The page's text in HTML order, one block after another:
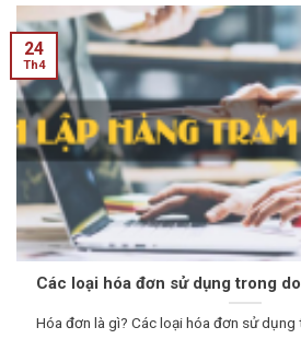
Các loại hóa đơn sử dụng trong
Hóa đơn là gì? Các loại hóa đơn sử
24
Th4